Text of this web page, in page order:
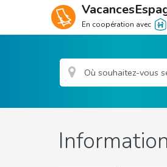
En coopération avec